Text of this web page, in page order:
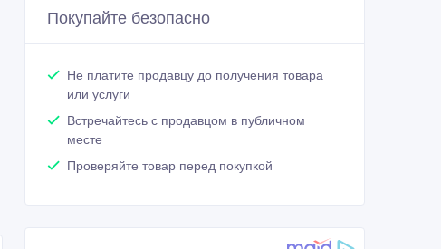
Покупайте безопасно
Не платите продавцу до получения товара
или услуги
Встречайтесь с продавцом в публичном
месте
Проверяйте товар перед покупкой